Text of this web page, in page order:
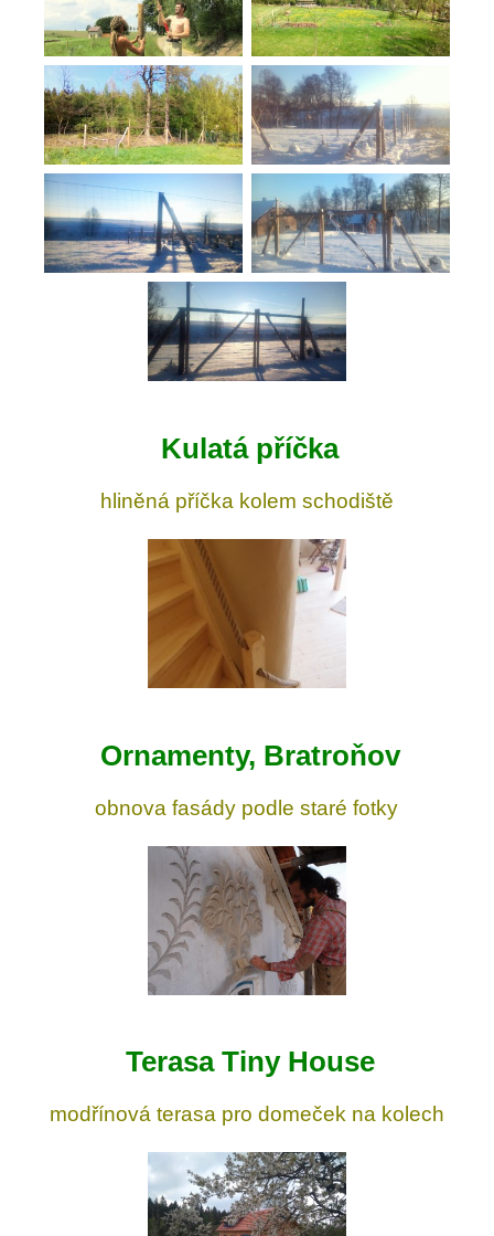
Kulatá příčka
hliněná příčka kolem schodiště
Ornamenty, Bratroňov
obnova fasády podle staré fotky
Terasa Tiny House
modřínová terasa pro domeček na kolech